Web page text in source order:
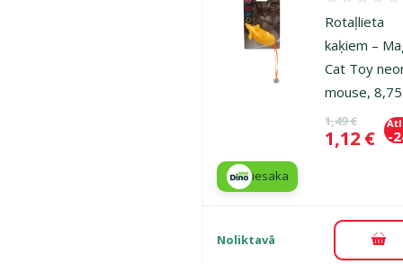
Rotaļlieta
kaķiem –
Cat Toy
mouse,
Oriģinālā
1,49 €
Cena
1,12 € -
iesaka
Noliktavā